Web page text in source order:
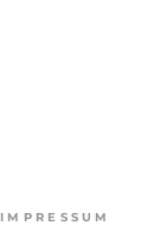
IMPRESSUM